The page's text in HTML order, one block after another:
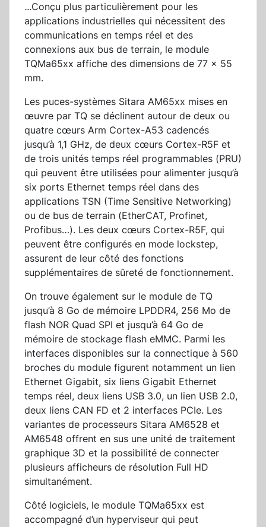
...Conçu plus particulièrement pour les
applications industrielles qui nécessitent des
communications en temps réel et des
connexions aux bus de terrain, le module
TQMa65xx affiche des dimensions de 77 x 55
mm.
Les puces-systèmes Sitara AM65xx mises en
œuvre par TQ se déclinent autour de deux ou
quatre cœurs Arm Cortex-A53 cadencés
jusqu’à 1,1 GHz, de deux cœurs Cortex-R5F et
de trois unités temps réel programmables (PRU)
qui peuvent être utilisées pour alimenter jusqu’à
six ports Ethernet temps réel dans des
applications TSN (Time Sensitive Networking)
ou de bus de terrain (EtherCAT, Profinet,
Profibus…). Les deux cœurs Cortex-R5F, qui
peuvent être configurés en mode lockstep,
assurent de leur côté des fonctions
supplémentaires de sûreté de fonctionnement.
On trouve également sur le module de TQ
jusqu’à 8 Go de mémoire LPDDR4, 256 Mo de
flash NOR Quad SPI et jusqu’à 64 Go de
mémoire de stockage flash eMMC. Parmi les
interfaces disponibles sur la connectique à 560
broches du module figurent notamment un lien
Ethernet Gigabit, six liens Gigabit Ethernet
temps réel, deux liens USB 3.0, un lien USB 2.0,
deux liens CAN FD et 2 interfaces PCIe. Les
variantes de processeurs Sitara AM6528 et
AM6548 offrent en sus une unité de traitement
graphique 3D et la possibilité de connecter
plusieurs afficheurs de résolution Full HD
simultanément.
Côté logiciels, le module TQMa65xx est
accompagné d’un hyperviseur qui peut